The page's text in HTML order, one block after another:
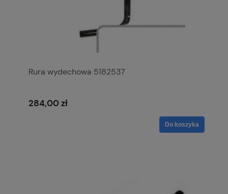
Rura wydechowa 5182537
284,00 zł
Do koszyka